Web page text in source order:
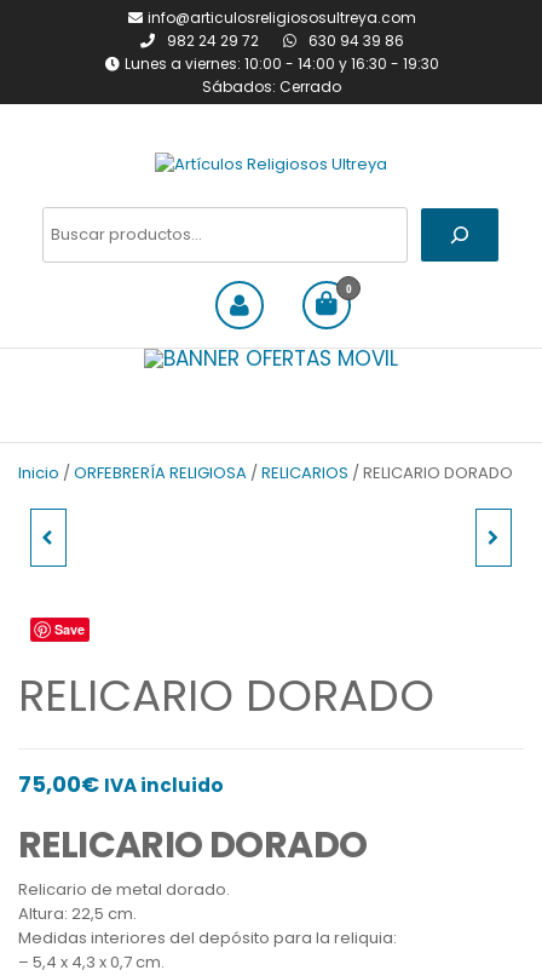
info@articulosreligiososultreya.com
982 24 29 72
630 94 39 86
Lunes a viernes: 10:00 - 14:00 y 16:30 - 19:30
Sábados: Cerrado
Artículos Religiosos Ultreya
venta de todo tipo de
Buscar
0
Inicio / ORFEBRERÍA RELIGIOSA / RELICARIOS / RELICARIO DORADO
Save
RELICARIO DORADO
75,00€ IVA incluido
RELICARIO DORADO
Relicario de metal dorado.
Altura: 22,5 cm.
Medidas interiores del depósito para la reliquia:
– 5,4 x 4,3 x 0,7 cm.